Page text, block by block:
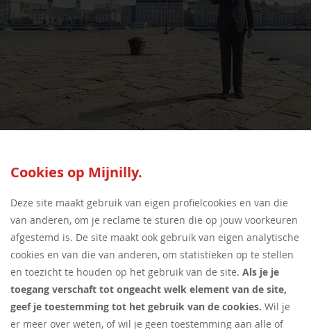
Cookies op Mijnilly.
Deze site maakt gebruik van eigen profielcookies en van die
van anderen, om je reclame te sturen die op jouw voorkeuren
afgestemd is. De site maakt ook gebruik van eigen analytische
cookies en van die van anderen, om statistieken op te stellen
en toezicht te houden op het gebruik van de site. Als je je
toegang verschaft tot ongeacht welk element van de site,
geef je toestemming tot het gebruik van de cookies. Wil je
er meer over weten, of wil je geen toestemming aan alle of